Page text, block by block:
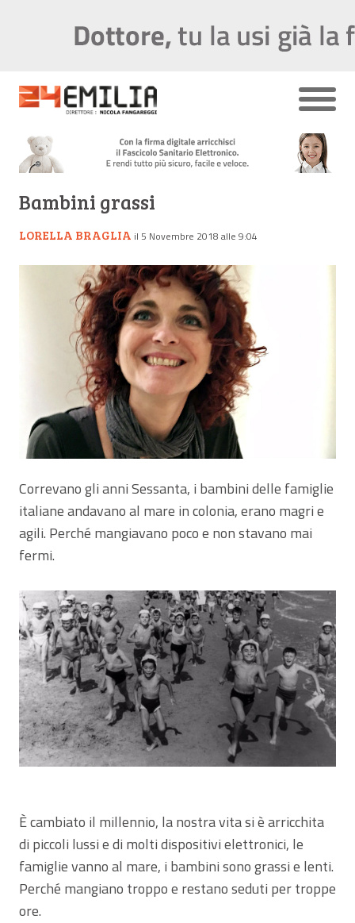
Bambini grassi
LORELLA BRAGLIA il 5 Novembre 2018 alle 9:04
Correvano gli anni Sessanta, i bambini delle famiglie
italiane andavano al mare in colonia, erano magri e
agili. Perché mangiavano poco e non stavano mai
fermi.
È cambiato il millennio, la nostra vita si è arricchita
di piccoli lussi e di molti dispositivi elettronici, le
famiglie vanno al mare, i bambini sono grassi e lenti.
Perché mangiano troppo e restano seduti per troppe
ore.